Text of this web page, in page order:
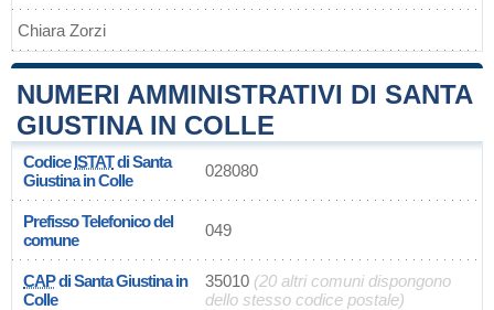
Chiara Zorzi
NUMERI AMMINISTRATIVI DI SANTA
GIUSTINA IN COLLE
CodiceISTATdi Santa
Giustina in Colle
028080
Prefisso Telefonico del
comune
049
CAPdi Santa Giustina in
Colle
35010 (20 altri comuni dispongono
dello stesso codice postale)